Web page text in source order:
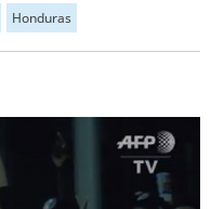
Honduras